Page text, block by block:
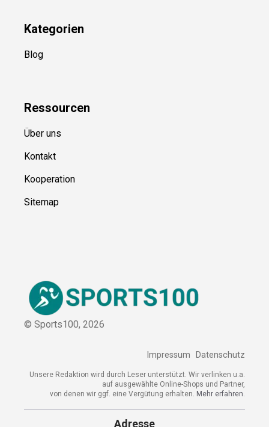
Kategorien
Blog
Ressourcen
Über uns
Kontakt
Kooperation
Sitemap
© Sports100, 2026
Impressum Datenschutz
Unsere Redaktion wird durch Leser unterstützt. Wir verlinken u.a.
auf ausgewählte Online-Shops und Partner,
von denen wir ggf. eine Vergütung erhalten. Mehr erfahren.
Adresse